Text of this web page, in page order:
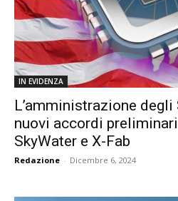
IN EVIDENZA
L’amministrazione
nuovi accordi
SkyWater e X-Fab
Redazione - Dicembre 6, 2024